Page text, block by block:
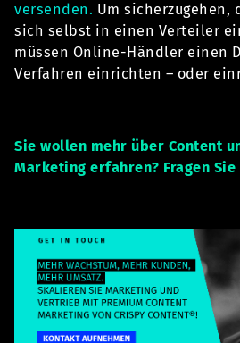
versenden. Um sicherzugehen,
sich selbst in einen Verteiler
müssen Online-Händler einen
Verfahren einrichten – oder
Sie wollen mehr über Content
Marketing erfahren? Fragen Sie